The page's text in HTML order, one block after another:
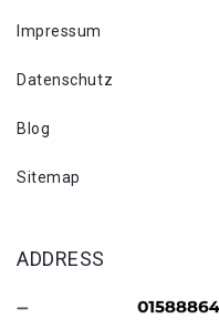
Impressum
Datenschutz
Blog
Sitemap
ADDRESS